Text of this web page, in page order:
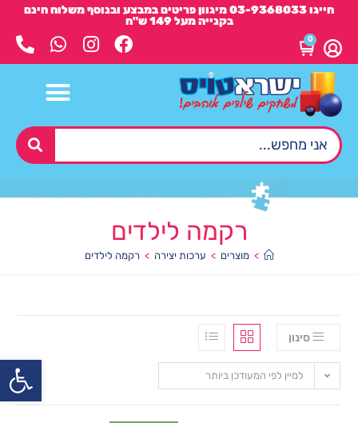
חייגו 03-9368033 מיגוון פריטים במבצע ובנוסף משלוח חינם
בקנייה מעל 149 ש"ח
0
רקמה לילדים
> מוצרים > ערכות יצירה > רקמה לילדים
סינון
למיין לפי המעודכן ביותר